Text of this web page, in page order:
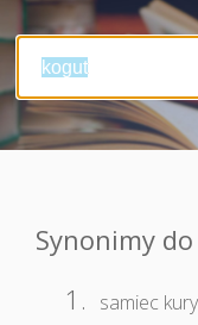
Synonimy
1.
samiec kury